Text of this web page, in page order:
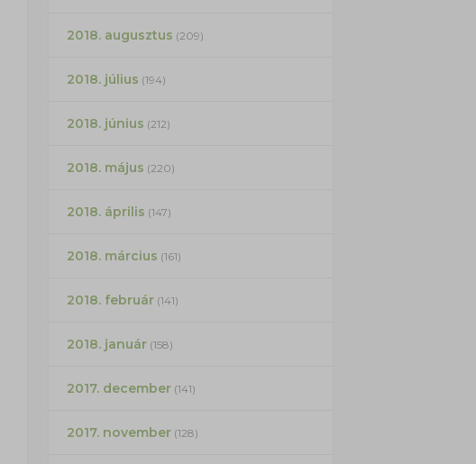
2018. augusztus (209)
2018. július (194)
2018. június (212)
2018. május (220)
2018. április (147)
2018. március (161)
2018. február(141)
2018. január(158)
2017. december(141)
2017. november(128)